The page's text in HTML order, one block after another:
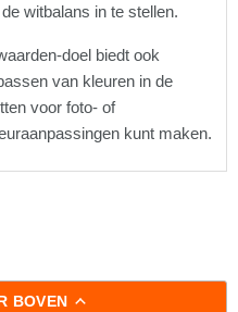
witbalans in te stellen.
doel biedt ook
van kleuren in de
voor foto- of
kunt maken.
BOVEN